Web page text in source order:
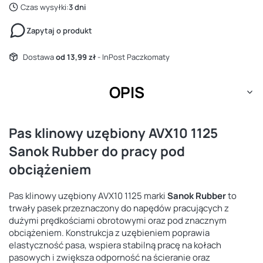
Czas wysyłki:3 dni
Zapytaj o produkt
Dostawaod 13,99 zł- InPost Paczkomaty
OPIS
Pas klinowy uzębiony AVX10 1125
Sanok Rubber do pracy pod
obciążeniem
Pas klinowy uzębiony AVX10 1125 markiSanok Rubberto
trwały pasek przeznaczony do napędów pracujących z
dużymi prędkościami obrotowymi oraz pod znacznym
obciążeniem. Konstrukcja z uzębieniem poprawia
elastyczność pasa, wspiera stabilną pracę na kołach
pasowych i zwiększa odporność na ścieranie oraz